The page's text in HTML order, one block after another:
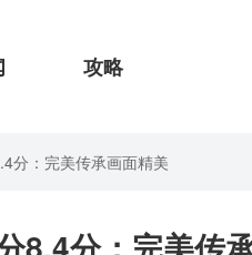
攻略
分：完美传承画面精美